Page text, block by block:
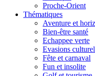
Proche-Orient
Thématiques
Aventure et
Bien-être santé
Echappee verte
Evasions
Fête et carnaval
Fun et insolite